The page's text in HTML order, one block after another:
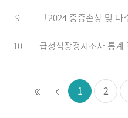
9
10 급성심장정지조사 통
1 2